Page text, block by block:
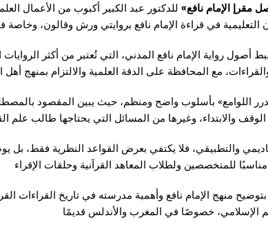
مقرإ الإمام نافع» للدكتور عبد الكبير أكبوب من الأعمال
التعليمية في قراءة الإمام نافع بروايتي ورش وقالون، وخاصة
أصول رواية الإمام نافع المدني، التي تُعتبر من أكثر
مع المحافظة على الدقة العلمية والالتزام بمنهج أهل
اللوامع» بأسلوب واضح ومنظم، حيث يبين المقصود
الوقف والابتداء، وغيرها من المسائل التي يحتاجها طالب علم
والتطبيقي، فلا يكتفي بعرض القواعد النظرية فقط، بل
للمتخصصين ولطلاب المعاهد القرآنية وحلقات الإقراء
منهج الإمام نافع وأهمية مدرسته في تاريخ القراءات
الإسلامي، خصوصًا في المغرب والأندلس قديمًا